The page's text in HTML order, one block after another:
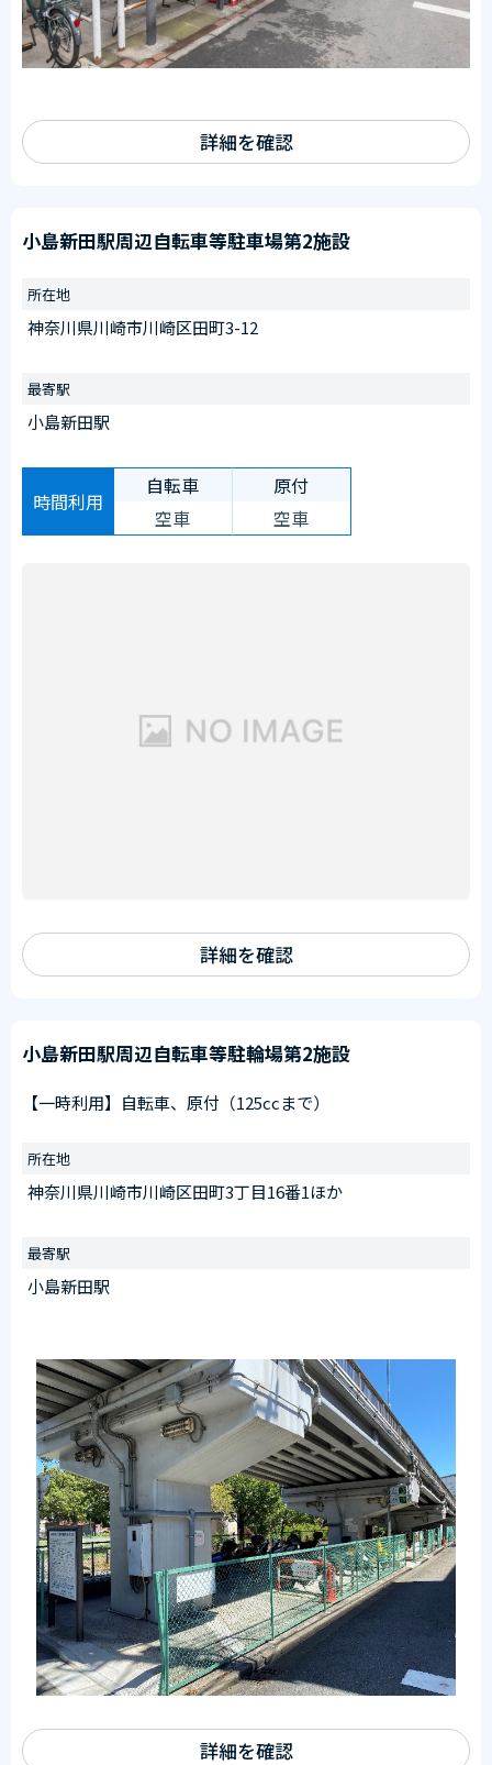
詳細を確認
小島新田駅周辺自転車等駐車場第2施設
所在地
神奈川県川崎市川崎区田町3-12
最寄駅
小島新田駅
時間利用
自転車
空車
原付
空車
詳細を確認
小島新田駅周辺自転車等駐輪場第2施設
【一時利用】自転車、原付（125ccまで）
所在地
神奈川県川崎市川崎区田町3丁目16番1ほか
最寄駅
小島新田駅
詳細を確認